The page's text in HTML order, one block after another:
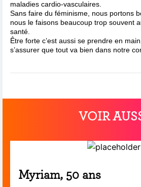
maladies cardio-vasculaires.
Sans faire du féminisme, nous portons
nous le faisons beaucoup trop souvent
santé.
Être forte c’est aussi se prendre en
s’assurer que tout va bien dans notre
VOIR
Myriam, 50 ans